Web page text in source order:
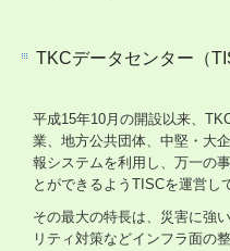
TKCデータセンター（
平成15年10月の開設以来、
業、地方公共団体、中堅・大
報システムを利用し、万一の
とができるようTISCを運営し
その最大の特長は、災害に強
リティ対策などインフラ面の